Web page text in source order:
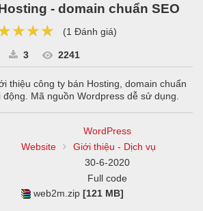
- domain chuẩn SEO
(1 Đánh giá)
3 2241
thiệu công ty bán Hosting, domain chuẩn
Mã nguồn Wordpress dễ sử dụng.
WordPress
Website
Giới thiệu - Dịch vụ
30-6-2020
Full code
web2m.zip[121 MB]